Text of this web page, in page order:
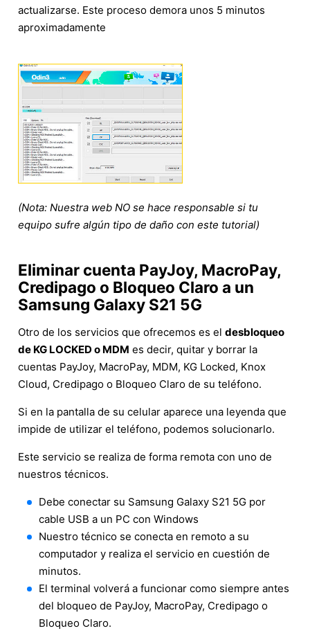
actualizarse. Este proceso demora unos 5 minutos
aproximadamente
(Nota: Nuestra web NO se hace responsable si tu
equipo sufre algún tipo de daño con este tutorial)
Eliminar cuenta PayJoy, MacroPay,
Credipago o Bloqueo Claro a un
Samsung Galaxy S21 5G
Otro de los servicios que ofrecemos es el desbloqueo
de KG LOCKED o MDM es decir, quitar y borrar la
cuentas PayJoy, MacroPay, MDM, KG Locked, Knox
Cloud, Credipago o Bloqueo Claro de su teléfono.
Si en la pantalla de su celular aparece una leyenda que
impide de utilizar el teléfono, podemos solucionarlo.
Este servicio se realiza de forma remota con uno de
nuestros técnicos.
Debe conectar su Samsung Galaxy S21 5G por
cable USB a un PC con Windows
Nuestro técnico se conecta en remoto a su
computador y realiza el servicio en cuestión de
minutos.
El terminal volverá a funcionar como siempre antes
del bloqueo de PayJoy, MacroPay, Credipago o
Bloqueo Claro.